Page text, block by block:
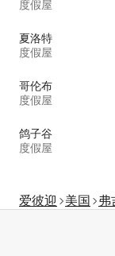
度假屋
夏洛特
度假屋
哥伦布
度假屋
鸽子谷
度假屋
爱彼迎 美国 弗